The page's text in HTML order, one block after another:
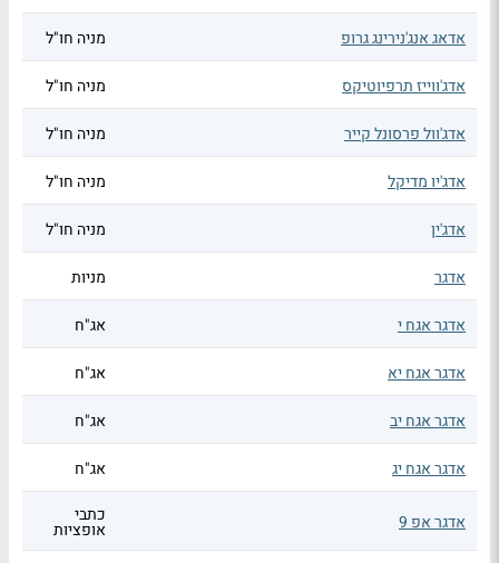
אדאג אנג'נירינג גרופ מניה חו"ל
אדג'ווייז תרפיוטיקס מניה חו"ל
אדג'וול פרסונל קייר מניה חו"ל
אדג'יו מדיקל מניה חו"ל
אדג'ין מניה חו"ל
אדגר מניות
אדגר אגח י אג"ח
אדגר אגח יא אג"ח
אדגר אגח יב אג"ח
אדגר אגח יג אג"ח
אדגר אפ 9 כתבי
אופציות